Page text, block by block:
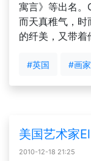
寓言》等出名
而天真稚气，时
的纤美，又带着
#英国 #画家
美国艺术家
2010-12-18 21:25